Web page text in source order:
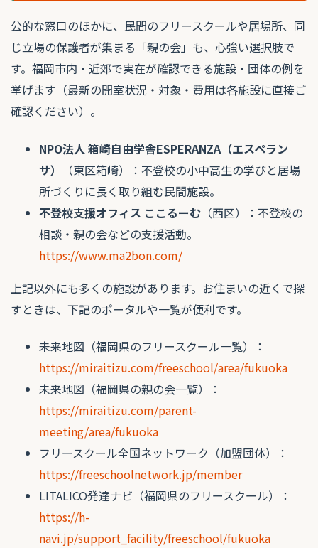
公的な窓口のほかに、民間のフリースクールや居場所、同
じ立場の保護者が集まる「親の会」も、心強い選択肢で
す。福岡市内・近郊で実在が確認できる施設・団体の例を
挙げます（最新の開室状況・対象・費用は各施設に直接ご
確認ください）。
NPO法人 箱崎自由学舎ESPERANZA（エスペラン
サ）
（東区箱崎）：不登校の小中高生の学びと居場
所づくりに長く取り組む民間施設。
不登校支援オフィス ここるーむ （西区）：不登校の
相談・親の会などの支援活動。
https://www.ma2bon.com/
上記以外にも多くの施設があります。お住まいの近くで探
すときは、下記のポータルや一覧が便利です。
未来地図（福岡県のフリースクール一覧）：
https://miraitizu.com/freeschool/area/fukuoka
未来地図（福岡県の親の会一覧）：
https://miraitizu.com/parent-
meeting/area/fukuoka
フリースクール全国ネットワーク（加盟団体）：
https://freeschoolnetwork.jp/member
LITALICO発達ナビ（福岡県のフリースクール）：
https://h-
navi.jp/support_facility/freeschool/fukuoka